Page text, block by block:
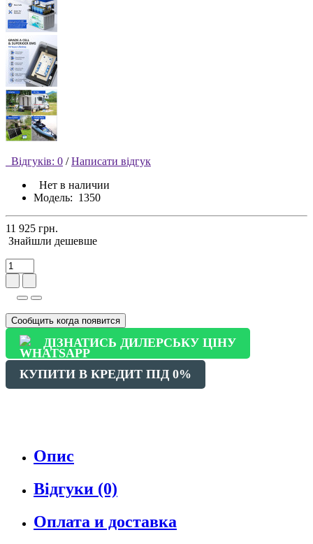
Відгуків: 0 / Написати відгук
Нет в наличии
Модель: 1350
11 925 грн.
Знайшли дешевше
Сообщить когда появится
ДІЗНАТИСЬ ДИЛЕРСЬКУ ЦІНУ
КУПИТИ В КРЕДИТ ПІД 0%
Опис
Відгуки (0)
Оплата и доставка